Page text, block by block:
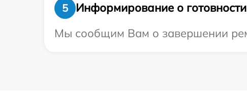
5
Информирование о готовности
Мы сообщим Вам о завершении